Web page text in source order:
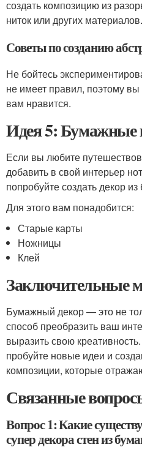
создать композицию из
ниток или других материалов.
Советы по созданию
Не бойтесь
не имеет правил, поэтому вы
вам нравится.
Идея 5: Бумажные
Если вы любите
добавить в свой интерьер
попробуйте создать декор
Для этого вам понадобится:
Старые карты
Ножницы
Клей
Заключительные
Бумажный декор — это не
способ преобразить ваш
выразить свою
пробуйте новые идеи и
композиции, которые
Связанные
Вопрос 1: Какие
супер декора стен из